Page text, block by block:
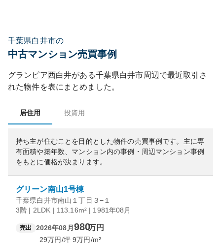
千葉県白井市の
中古マンション売買事例
グランピア西白井がある千葉県白井市周辺で最近取引さ
れた物件を表にまとめました。
居住用 投資用
持ち主が住むことを目的とした物件の売買事例です。 主に専
有面積や築年数、マンション内の事例・周辺マンション事例
をもとに価格が決まります。
グリーン南山1号棟
千葉県白井市南山１丁目３−１
3階 | 2LDK | 113.16m² | 1981年08月
売出 2026年08月 980万円
29万円/坪 9万円/m²